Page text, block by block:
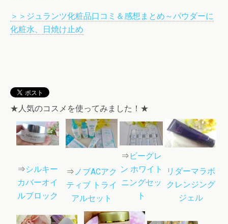
＞＞ジュランツ化粧品口コミ＆感想まとめ～パウダーに
化粧水、日焼け止め
★人気のコスメを使ってみました！★
⇒シルキー
カバーオイ
ルブロック
⇒ ノブACアク
ティブ トライ
アルセット
⇒ ビーグレ
ン ホワイト
ニングセッ
ト
リダーマラボ
クレンジング
ジェル